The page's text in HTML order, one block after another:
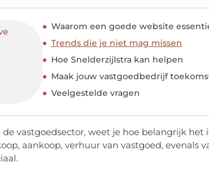
Waarom een goede website
Trends die je niet mag missen
Hoe Snelderzijlstra kan helpen
Maak jouw vastgoedbedrijf
Veelgestelde vragen
vastgoedsector, weet je hoe belangrijk
aankoop, verhuur van vastgoed, evenals